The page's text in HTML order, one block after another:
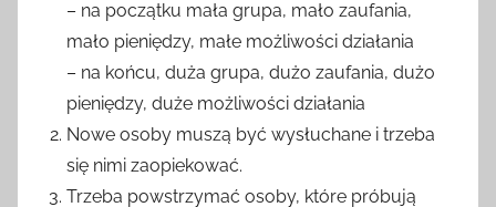
– na początku mała grupa, mało zaufania,
mało pieniędzy, małe możliwości działania
– na końcu, duża grupa, dużo zaufania, dużo
pieniędzy, duże możliwości działania
Nowe osoby muszą być wysłuchane i trzeba
się nimi zaopiekować.
Trzeba powstrzymać osoby, które próbują